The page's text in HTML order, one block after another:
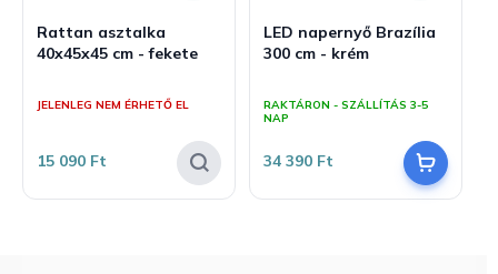
Rattan asztalka
40x45x45 cm - fekete
termék
5-
ből
JELENLEG NEM ÉRHETŐ EL
15 090 Ft
LED napernyő Brazília
300 cm - krém
termék
átlagos
5-
ből
RAKTÁRON - SZÁLLÍTÁS 3-5
NAP
34 390 Ft